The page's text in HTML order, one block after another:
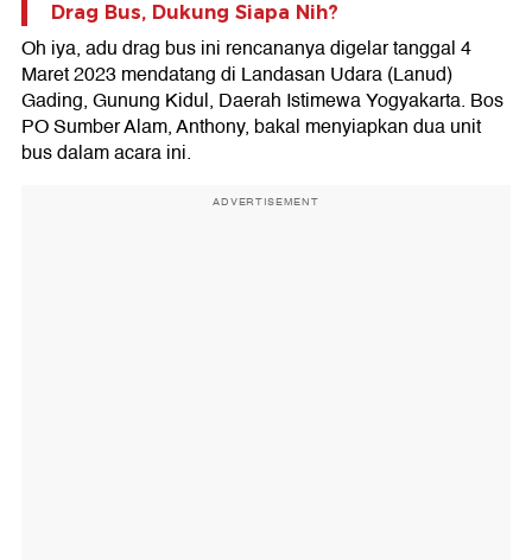
Drag Bus, Dukung Siapa Nih?
Oh iya, adu drag bus ini rencananya digelar tanggal 4
Maret 2023 mendatang di Landasan Udara (Lanud)
Gading, Gunung Kidul, Daerah Istimewa Yogyakarta. Bos
PO Sumber Alam, Anthony, bakal menyiapkan dua unit
bus dalam acara ini.
ADVERTISEMENT